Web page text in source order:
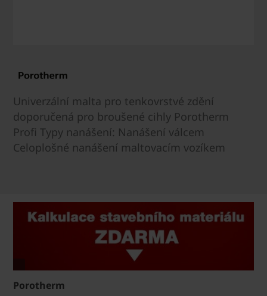
Univerzální malta pro tenkovrstvé zdění
doporučená pro broušené cihly Porotherm
Profi Typy nanášení: Nanášení válcem
Celoplošné nanášení maltovacím vozíkem
Porotherm